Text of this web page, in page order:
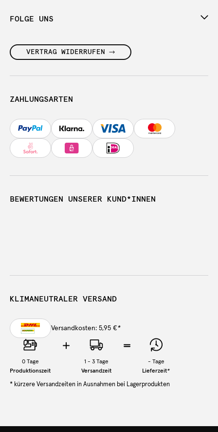
FOLGE UNS
VERTRAG WIDERRUFEN
ZAHLUNGSARTEN
BEWERTUNGEN UNSERER KUND*INNEN
KLIMANEUTRALER VERSAND
Versandkosten: 5,95 €*
0Tage
Produktionszeit
1 - 3 Tage
Versandzeit
- Tage
Lieferzeit*
* kürzere Versandzeiten in Ausnahmen bei Lagerprodukten